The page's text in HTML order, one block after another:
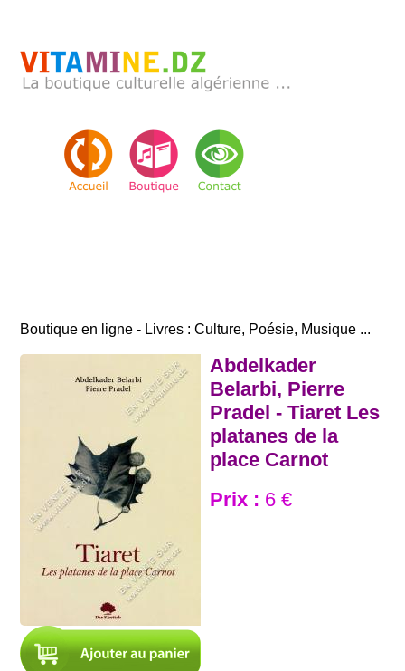
Boutique en ligne - Livres : Culture, Poésie, Musique ...
Abdelkader
Belarbi, Pierre
Pradel - Tiaret Les
platanes de la
place Carnot
Prix : 6 €